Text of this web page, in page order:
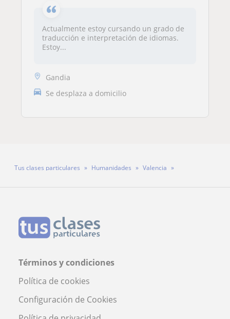
Actualmente estoy cursando un grado de
traducción e interpretación de idiomas.
Estoy...
Gandia
Se desplaza a domicilio
Tus clases particulares Humanidades
Valencia
Términos y condiciones
Política de cookies
Configuración de Cookies